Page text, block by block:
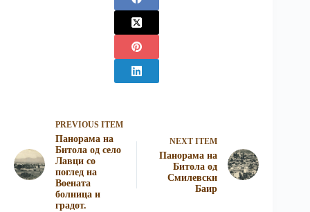
PREVIOUS ITEM
Панорама на
Битола од село
Лавци со
поглед на
Воената
болница и
градот.
NEXT ITEM
Панорама на
Битола од
Смилевски
Баир